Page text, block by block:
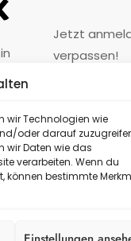
wir Technologien wie
oder darauf
wir Daten wie das
verarbeiten. Wenn du
können bestimmte
Jetzt
verpassen!
nicht